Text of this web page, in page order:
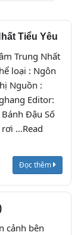
Tiểu Yêu
Trung Nhất
loại : Ngôn
Nguồn :
Editor:
Đậu Số
...Read
Đọc thêm
cảnh bên